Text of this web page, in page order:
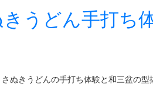
きうどん手打ち
ぬきうどんの手打ち体験と和三盆の型